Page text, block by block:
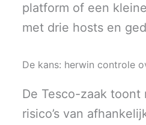
platform of een
met drie hosts en
De kans: herwin controle
De Tesco-zaak toont
risico’s van